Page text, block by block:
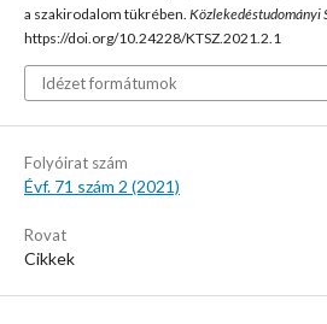
a szakirodalom tükrében. Közlekedéstudományi
https://doi.org/10.24228/KTSZ.2021.2.1
Idézet formátumok
Folyóirat szám
Évf. 71 szám 2 (2021)
Rovat
Cikkek